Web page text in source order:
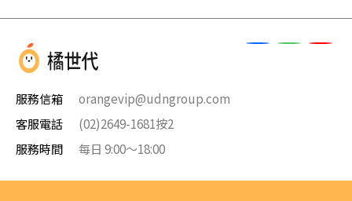
服務信箱
orangevip@udngroup.com
客服電話
(02)2649-1681按2
服務時間
每日 9:00～18:00